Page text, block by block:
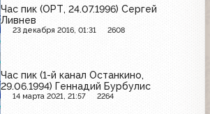
Час пик (ОРТ, 24.07.1996) Сергей
Ливнев
23 декабря 2016, 01:31 2608
Час пик (1-й канал Останкино,
29.06.1994) Геннадий Бурбулис
14 марта 2021, 21:57 2264